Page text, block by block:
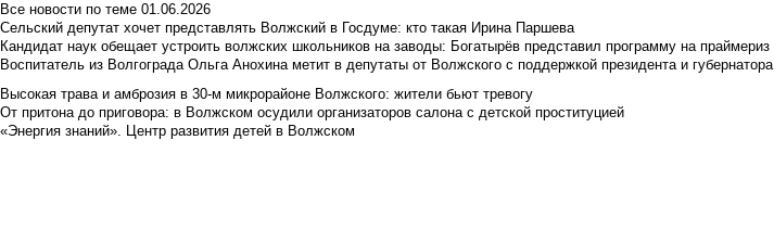
Все новости по теме 01.06.2026
Сельский депутат хочет представлять Волжский в Госдуме: кто такая Ирина Паршева
Кандидат наук обещает устроить волжских школьников на заводы: Богатырёв представил программу на праймериз
Воспитатель из Волгограда Ольга Анохина метит в депутаты от Волжского с поддержкой президента и губернатора
Высокая трава и амброзия в 30‑м микрорайоне Волжского: жители бьют тревогу
От притона до приговора: в Волжском осудили организаторов салона с детской проституцией
«Энергия знаний». Центр развития детей в Волжском